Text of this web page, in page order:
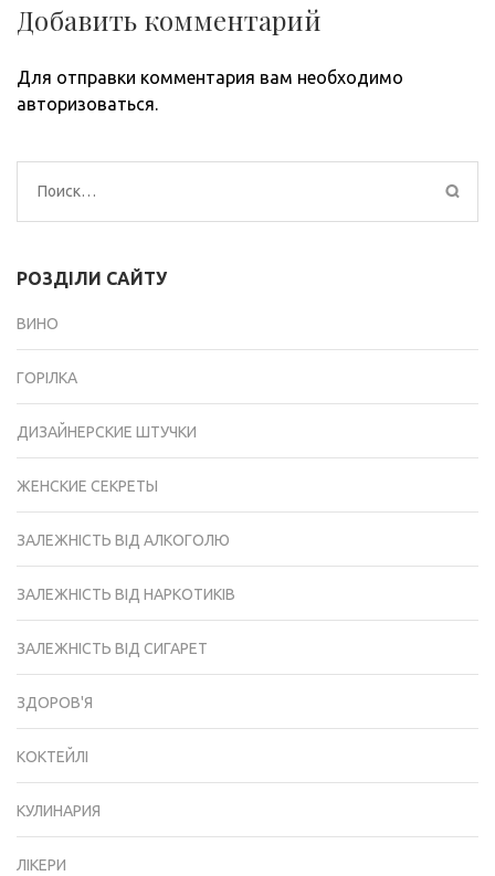
Добавить комментарий
Для отправки комментария вам необходимо
авторизоваться.
Найти:
РОЗДІЛИ САЙТУ
ВИНО
ГОРІЛКА
ДИЗАЙНЕРСКИЕ ШТУЧКИ
ЖЕНСКИЕ СЕКРЕТЫ
ЗАЛЕЖНІСТЬ ВІД АЛКОГОЛЮ
ЗАЛЕЖНІСТЬ ВІД НАРКОТИКІВ
ЗАЛЕЖНІСТЬ ВІД СИГАРЕТ
ЗДОРОВ'Я
КОКТЕЙЛІ
КУЛИНАРИЯ
ЛІКЕРИ